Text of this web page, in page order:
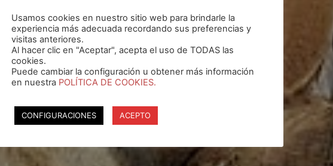
Usamos cookies en nuestro sitio web para brindarle la
experiencia más adecuada recordando sus preferencias y
visitas anteriores.
Al hacer clic en "Aceptar", acepta el uso de TODAS las
cookies.
Puede cambiar la configuración u obtener más información
en nuestra POLÍTICA DE COOKIES.
CONFIGURACIONES ACEPTO